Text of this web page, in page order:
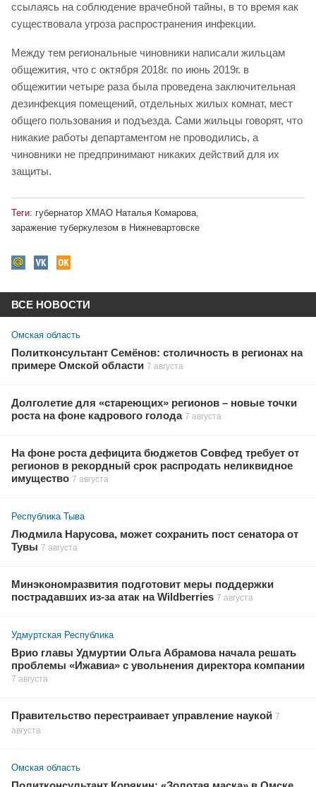
ссылаясь на соблюдение врачебной тайны, в то время как
существовала угроза распространения инфекции.
Между тем региональные чиновники написали жильцам
общежития, что с октября 2018г. по июнь 2019г. в
общежитии четыре раза была проведена заключительная
дезинфекция помещений, отдельных жилых комнат, мест
общего пользования и подъезда. Сами жильцы говорят, что
никакие работы департаментом не проводились, а
чиновники не предпринимают никаких действий для их
защиты.
Теги: губернатор ХМАО Наталья Комарова
заражение туберкулезом в Нижневартовске
ВСЕ НОВОСТИ
Омская область
Политконсультант Семёнов: столичность в регионах на
примере Омской области 7 августа
Долголетие для «стареющих» регионов – новые точки
роста на фоне кадрового голода 7 августа
На фоне роста дефицита бюджетов Совфед требует от
регионов в рекордный срок распродать неликвидное
имущество 7 августа
Республика Тыва
Людмила Нарусова, может сохранить пост сенатора от
Тувы 7 августа
Минэкономразвития подготовит меры поддержки
пострадавших из-за атак на Wildberries 7 августа
Удмуртская Республика
Врио главы Удмуртии Ольга Абрамова начала решать
проблемы «Ижавиа» с увольнения директора компании
7 августа
Правительство перестраивает управление наукой 7
августа
Омская область